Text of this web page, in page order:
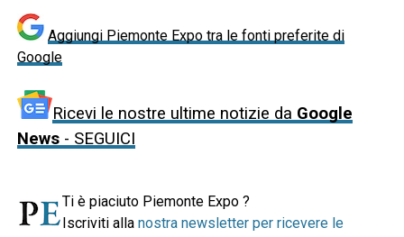
Aggiungi Piemonte Expo tra le fonti preferite di
Google
Ricevi le nostre ultime notizie da Google
News- SEGUICI
Ti è piaciuto Piemonte Expo ?
Iscriviti alla nostra newsletter per ricevere le